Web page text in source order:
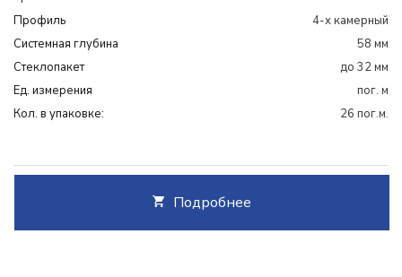
Профиль
4-х камерный
Системная глубина
58 мм
Cтеклопакет
до 32 мм
Ед. измерения
пог. м
Кол. в упаковке:
26 пог.м.
Подробнее